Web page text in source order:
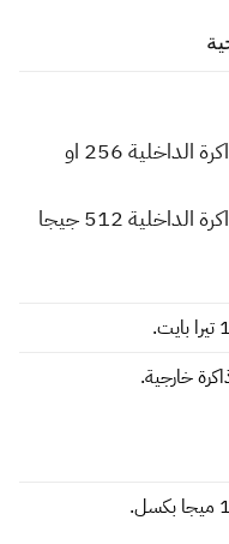
12 جيجا بايت رام مع الذاكرة الداخلية 256 او
16 جيجا بايت رام مع الذاكرة الداخلية 512 جيجا
خارجية.